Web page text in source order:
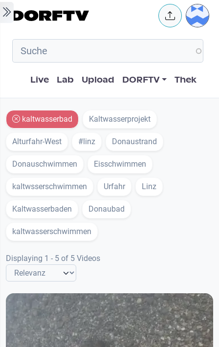
Skip to main content User
Hauptnavigation
Live Lab Upload DORFTV Thek
kaltwasserbad Kaltwasserprojekt
Alturfahr-West #linz Donaustrand
Donauschwimmen Eisschwimmen
kaltwsserschwimmen Urfahr Linz
Kaltwasserbaden Donaubad
kaltwasserschwimmen
Displaying 1 - 5 of 5 Videos